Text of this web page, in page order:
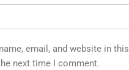
email, and website in this
next time I comment.